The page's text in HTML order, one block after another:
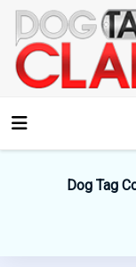
Dog Tag